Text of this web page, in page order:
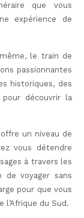
que vous
expérience de
le train de
passionnantes
historiques, des
découvrir la
un niveau de
vous détendre
à travers les
de voyager sans
pour que vous
l’Afrique du Sud.